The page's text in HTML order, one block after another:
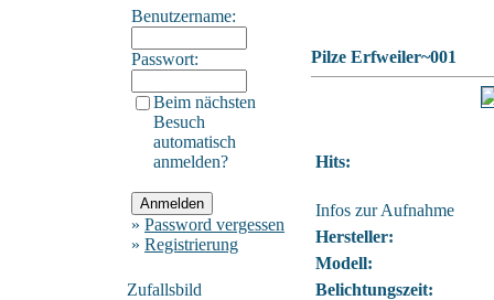
Benutzername:
Passwort:
Beim nächsten
Besuch
automatisch
anmelden?
» Password vergessen
» Registrierung
Zufallsbild
Pilze Erfweiler~001
Hits:
Infos zur Aufnahme
Hersteller:
Modell:
Belichtungszeit: